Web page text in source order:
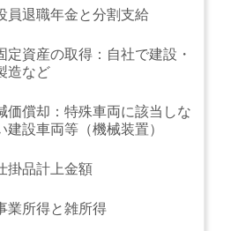
員退職年金と分割支給
定資産の取得： 自社で建設・
造など
価償却：特殊車両に該当しな
建設車両等（機械装置）
掛品計上金額
業所得と雑所得